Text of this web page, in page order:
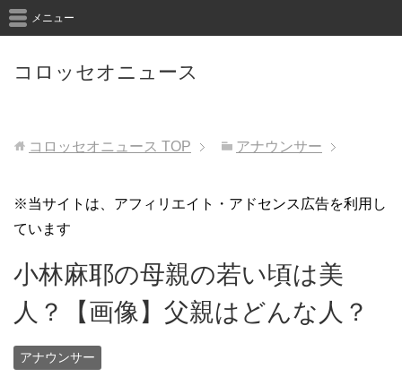
コロッセオニュース
メニュー
コロッセオニュース TOP アナウンサー
※当サイトは、アフィリエイト・アドセンス広告を利用し
ています
小林麻耶の母親の若い頃は美
人？【画像】父親はどんな人？
アナウンサー